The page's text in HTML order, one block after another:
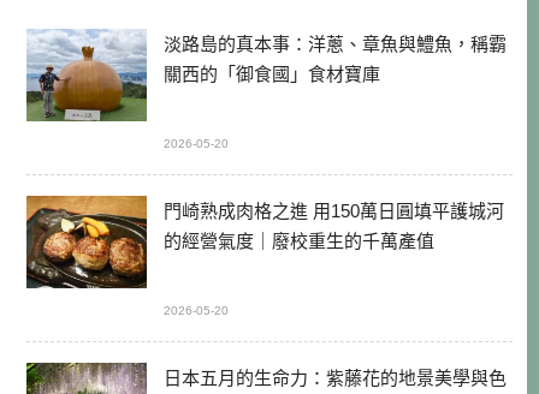
淡路島的真本事：洋蔥、章魚與鱧魚，稱霸
關西的「御食國」食材寶庫
2026-05-20
門崎熟成肉格之進 用150萬日圓填平護城河
的經營氣度｜廢校重生的千萬產值
2026-05-20
日本五月的生命力：紫藤花的地景美學與色